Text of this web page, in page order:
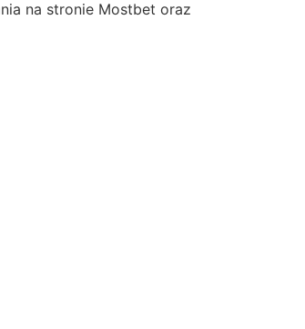
na stronie Mostbet oraz